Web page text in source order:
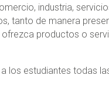
industria,
tanto de manera
productos o
los estudiantes todas